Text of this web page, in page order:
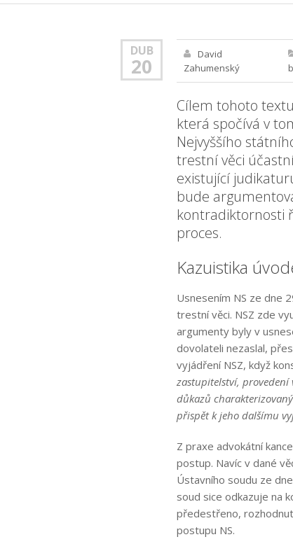
DUB
20
David
Zahumenský
Cílem tohoto
která spočívá v
Nejvyššího
trestní věci
existující
bude
kontradiktornosti
proces.
Kazuistika
Usnesením NS ze dne
trestní věci. NSZ zde
argumenty byly v
dovolateli nezaslal,
vyjádření NSZ, když
zastupitelství, provedení
důkazů
přispět k jeho dalšímu
Z praxe advokátní
postup. Navíc v dané
Ústavního soudu ze
soud sice odkazuje na
předestřeno,
postupu NS.